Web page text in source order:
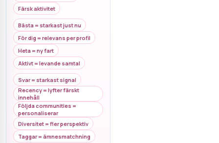
Färsk aktivitet
Bästa = starkast just nu
För dig = relevans per profil
Heta = ny fart
Aktivt = levande samtal
Svar = starkast signal
Recency = lyfter färskt
innehåll
Följda communities =
personaliserar
Diversitet = fler perspektiv
Taggar = ämnesmatchning